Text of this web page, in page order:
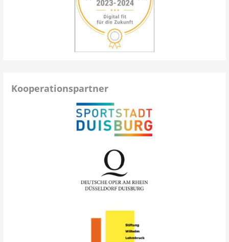
Kooperationspartner